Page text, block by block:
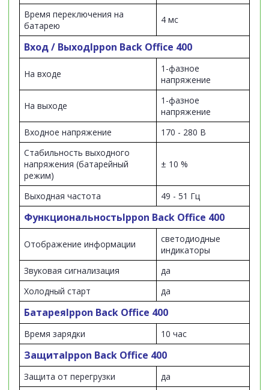
Время переключения на
батарею
4 мс
Вход / ВыходIppon Back Office 400
На входе
1-фазное
напряжение
На выходе
1-фазное
напряжение
Входное напряжение
170 - 280 В
Стабильность выходного
напряжения (батарейный
режим)
± 10 %
Выходная частота 49 - 51 Гц
ФункциональностьIppon Back Office 400
Отображение информации
светодиодные
индикаторы
Звуковая сигнализация
да
Холодный старт
да
БатареяIppon Back Office 400
Время зарядки 10 час
ЗащитаIppon Back Office 400
Защита от перегрузки
да